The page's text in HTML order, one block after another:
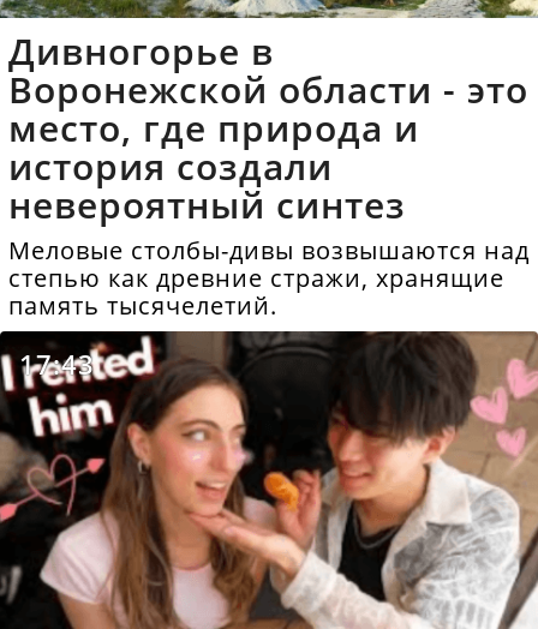
Дивногорье в
Воронежской области - это
место, где природа и
история создали
невероятный синтез
Меловые столбы-дивы возвышаются над
степью как древние стражи, хранящие
память тысячелетий.
17:43